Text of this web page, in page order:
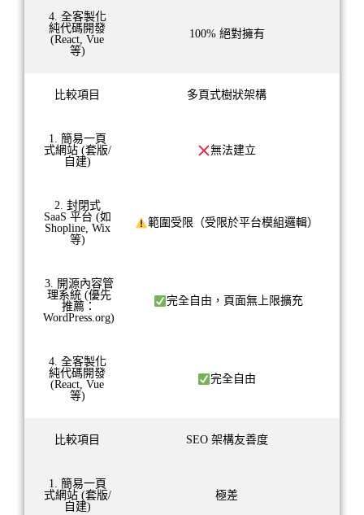
4. 全客製化
純代碼開發
(React, Vue
等)
100% 絕對擁有
比較項目 多頁式樹狀架構
1. 簡易一頁
式網站 (套版/
自建)
無法建立
2. 封閉式
SaaS 平台 (如
Shopline, Wix
等)
範圍受限（受限於平台模組邏輯）
3. 開源內容管
理系統 (優先
推薦：
WordPress.org)
完全自由，頁面無上限擴充
4. 全客製化
純代碼開發
(React, Vue
等)
完全自由
比較項目 SEO 架構友善度
1. 簡易一頁
式網站 (套版/
自建)
極差